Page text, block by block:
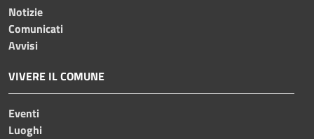
Notizie
Comunicati
Avvisi
VIVERE IL COMUNE
Eventi
Luoghi